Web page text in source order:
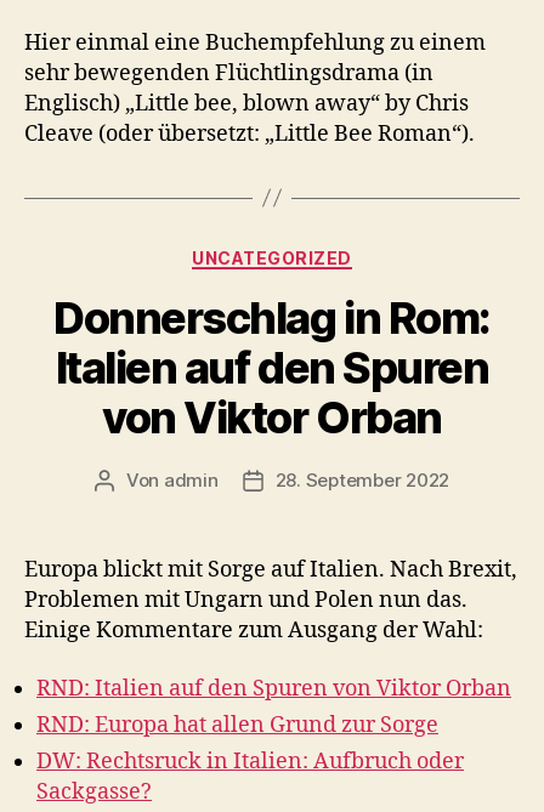
Hier einmal eine Buchempfehlung zu einem
sehr bewegenden Flüchtlingsdrama (in
Englisch) „Little bee, blown away“ by Chris
Cleave (oder übersetzt: „Little Bee Roman“).
Kategorien
UNCATEGORIZED
Donnerschlag in Rom:
Italien auf den Spuren
von Viktor Orban
Beitragsautor
Von admin Veröffentlichungsdatum
28. September 2022
Europa blickt mit Sorge auf Italien. Nach Brexit,
Problemen mit Ungarn und Polen nun das.
Einige Kommentare zum Ausgang der Wahl:
RND: Italien auf den Spuren von Viktor Orban
RND: Europa hat allen Grund zur Sorge
DW: Rechtsruck in Italien: Aufbruch oder
Sackgasse?